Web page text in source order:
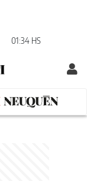
01:34 HS